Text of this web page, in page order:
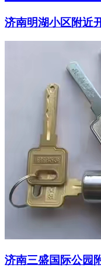
济南明湖小区附近
济南三盛国际公园